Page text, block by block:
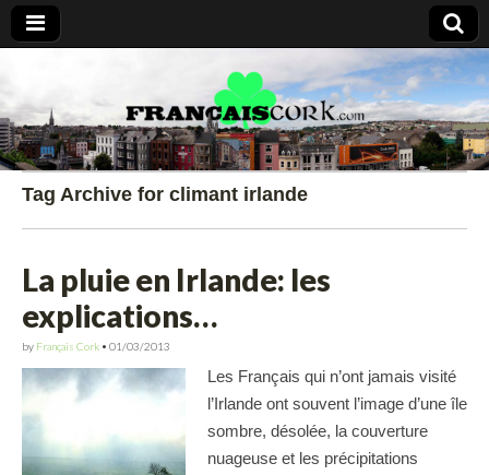
Francais Cork
Tag Archive for climant irlande
La pluie en Irlande: les
explications…
by Français Cork • 01/03/2013
Les Français qui n’ont jamais visité
l’Irlande ont souvent l’image d’une île
sombre, désolée, la couverture
nuageuse et les précipitations